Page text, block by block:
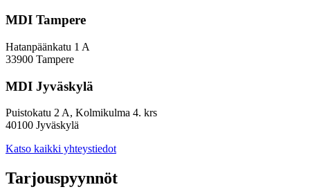
MDI Tampere
Hatanpäänkatu 1 A
33900 Tampere
MDI Jyväskylä
Puistokatu 2 A, Kolmikulma 4. krs
40100 Jyväskylä
Katso kaikki yhteystiedot
Tarjouspyynnöt